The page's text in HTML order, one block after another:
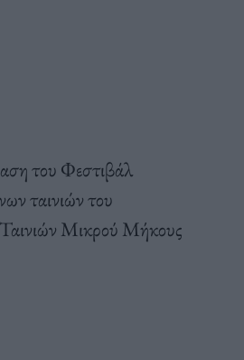
του Φεστιβάλ
ταινιών του
Μικρού Μήκους